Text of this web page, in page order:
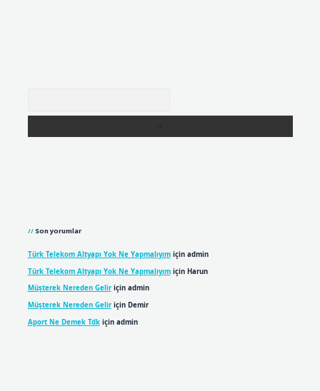
Son yorumlar
Türk Telekom Altyapı Yok Ne Yapmalıyımiçin admin
Türk Telekom Altyapı Yok Ne Yapmalıyımiçin Harun
Müşterek Nereden Geliriçin admin
Müşterek Nereden Geliriçin Demir
Aport Ne Demek Tdkiçin admin